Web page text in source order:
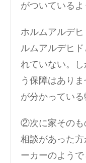
がついているよ
ホルムアルデ
ルムアルデヒ
れていない。
う保障はあり
が分かっている
②次に家そのも
相談があった
ーカーのようで